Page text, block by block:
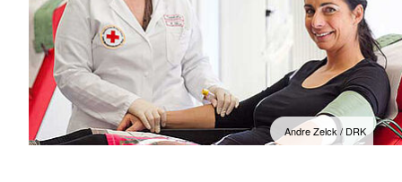
Andre Zelck / DRK